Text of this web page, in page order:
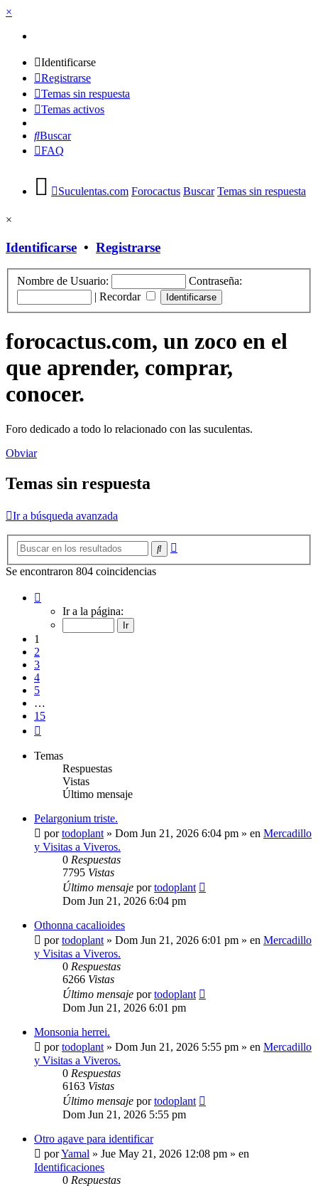
×
Identificarse
Registrarse
Temas sin respuesta
Temas activos
Buscar
FAQ
Suculentas.com Forocactus Buscar Temas sin respuesta
×
Identificarse • Registrarse
Nombre de Usuario:
Contraseña:
| Recordar
forocactus.com, un zoco en el
que aprender, comprar,
conocer.
Foro dedicado a todo lo relacionado con las suculentas.
Obviar
Temas sin respuesta
Ir a búsqueda avanzada
Buscar
Se encontraron 804 coincidencias
Ir a la página:
1
2
3
4
5
…
15
Temas
Respuestas
Vistas
Último mensaje
Pelargonium triste.
portodoplant » Dom Jun 21, 2026 6:04 pm » en Mercadillo
y Visitas a Viveros.
0 Respuestas
7795 Vistas
Último mensaje portodoplant
Dom Jun 21, 2026 6:04 pm
Othonna cacalioides
portodoplant » Dom Jun 21, 2026 6:01 pm » en Mercadillo
y Visitas a Viveros.
0 Respuestas
6266 Vistas
Último mensaje portodoplant
Dom Jun 21, 2026 6:01 pm
Monsonia herrei.
portodoplant » Dom Jun 21, 2026 5:55 pm » en Mercadillo
y Visitas a Viveros.
0 Respuestas
6163 Vistas
Último mensaje portodoplant
Dom Jun 21, 2026 5:55 pm
Otro agave para identificar
porYamal » Jue May 21, 2026 12:08 pm » en
Identificaciones
0 Respuestas